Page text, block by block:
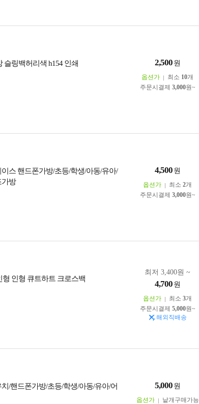
링백허리색 h154 인쇄 2,500 원
옵션가 최소 10개
주문시결제 3,000원~
스 핸드폰가방/초등/학생/아동/유아/
가방
4,500 원
옵션가 최소 2개
주문시결제 3,000원~
인형 큐트하트 크로스백
최저 3,400원 ~
4,700 원
옵션가 최소 3개
주문시결제 5,000원~
해외직배송
/핸드폰가방/초등/학생/아동/유아/어
5,000 원
옵션가
낱개구매가능